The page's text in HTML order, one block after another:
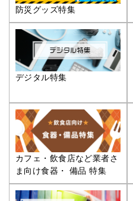
防災グッズ特集
デジタル特集
カフェ・飲食店など業者さ
ま向け食器・ 備品 特集